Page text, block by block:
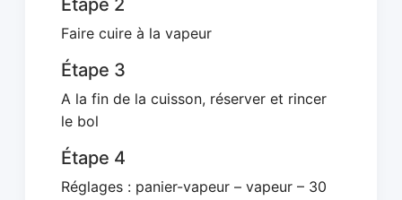
Étape 2
Faire cuire à la vapeur
Étape 3
A la fin de la cuisson, réserver et rincer
le bol
Étape 4
Réglages : panier-vapeur – vapeur – 30